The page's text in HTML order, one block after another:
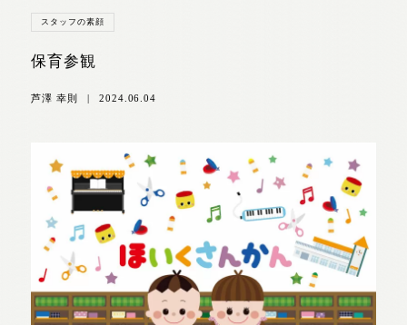
スタッフの素顔
保育参観
芦澤 幸則 | 2024.06.04